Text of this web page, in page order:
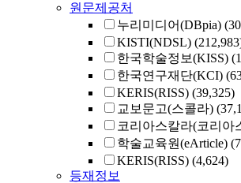
원문제공처
누리미디어(DBpia)
KISTI(NDSL)
한국학술정보(KISS)
한국연구재단(KCI)
KERIS(RISS) (39,325)
교보문고(스콜라)
코리아스칼라(코리아
학술교육원(eArticle)
KERIS(RISS) (4,624)
등재정보